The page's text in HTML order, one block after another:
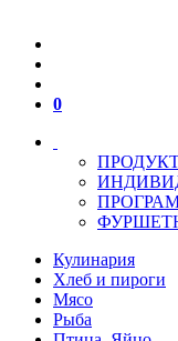
0
Кулинария
Хлеб и пироги
Мясо
Рыба